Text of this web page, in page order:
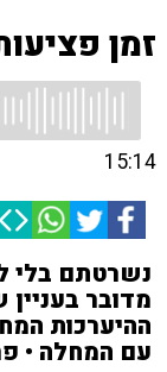
זמן
15:14
נשרטתם בלי
מדובר
ההיערכות
עם המחלה •